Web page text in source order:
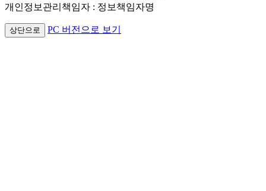
개인정보관리책임자 : 정보책임자명
상단으로 PC 버전으로 보기